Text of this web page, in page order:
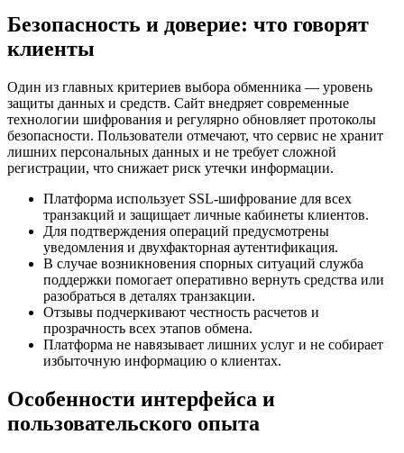
Безопасность и доверие: что говорят
клиенты
Один из главных критериев выбора обменника — уровень
защиты данных и средств. Сайт внедряет современные
технологии шифрования и регулярно обновляет протоколы
безопасности. Пользователи отмечают, что сервис не хранит
лишних персональных данных и не требует сложной
регистрации, что снижает риск утечки информации.
Платформа использует SSL-шифрование для всех
транзакций и защищает личные кабинеты клиентов.
Для подтверждения операций предусмотрены
уведомления и двухфакторная аутентификация.
В случае возникновения спорных ситуаций служба
поддержки помогает оперативно вернуть средства или
разобраться в деталях транзакции.
Отзывы подчеркивают честность расчетов и
прозрачность всех этапов обмена.
Платформа не навязывает лишних услуг и не собирает
избыточную информацию о клиентах.
Особенности интерфейса и
пользовательского опыта